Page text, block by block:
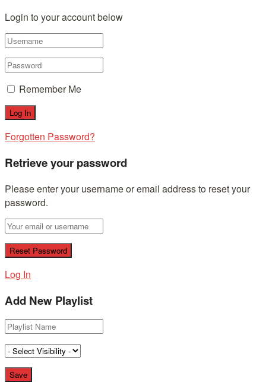
Login to your account below
Remember Me
Forgotten Password?
Retrieve your password
Please enter your username or email address to reset your
password.
Log In
Add New Playlist